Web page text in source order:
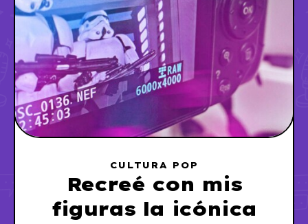
CULTURA POP
Recreé con mis
figuras la icónica